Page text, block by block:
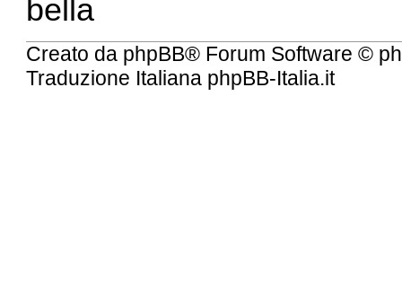
bella
Creato da phpBB® Forum Software ©
Traduzione Italiana phpBB-Italia.it